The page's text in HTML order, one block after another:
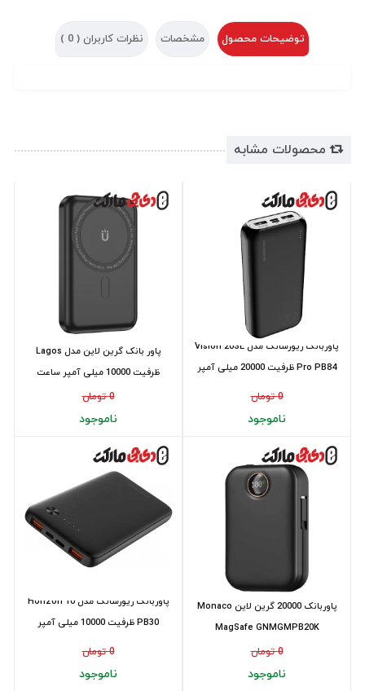
توضیحات محصول مشخصات نظرات کاربران ( 0
)
محصولات مشابه
پاور بانک گرین لاین مدل Lagos
ظرفیت 10000 میلی آمپر ساعت
0 تومان
ناموجود
پاوربانک ریورسانگ مدل Vision 20SE
Pro PB84 ظرفیت 20000 میلی‌ آمپر
0 تومان
ناموجود
پاوربانک ریورسانگ مدل Horizon 10
PB30 ظرفیت 10000 میلی‌ آمپر
ساعت(12...
0 تومان
ناموجود
پاوربانک 20000 گرین لاین Monaco
MagSafe GNMGMPB20K
0 تومان
ناموجود